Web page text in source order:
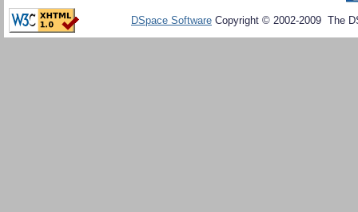
DSpace Software Copyright © 2002-2009 The